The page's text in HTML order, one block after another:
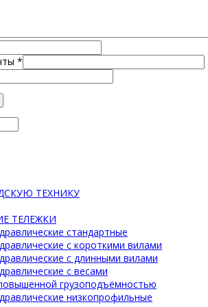
*
ТЕХНИКУ
ТЕЛЕЖКИ
стандартные
с короткими вилами
с длинными вилами
с весами
грузоподъёмностью
низкопрофильные